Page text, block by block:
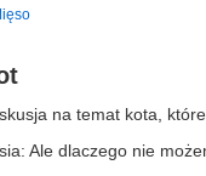
na temat kota,
Ale dlaczego nie